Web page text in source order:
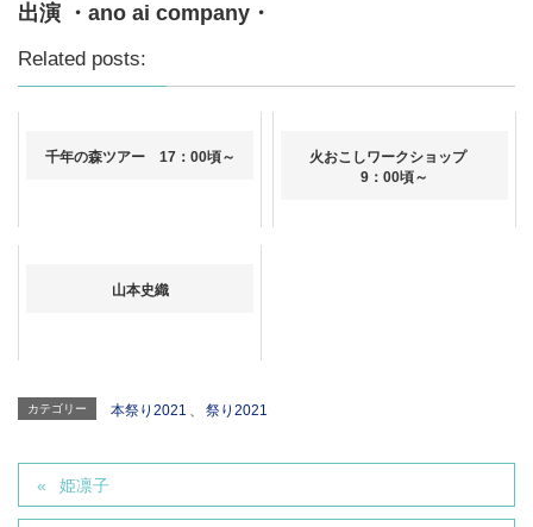
出演 ・ano ai company・
Related posts:
千年の森ツアー 17：00頃～
火おこしワークショップ
9：00頃～
山本史織
カテゴリー 本祭り2021 、 祭り2021
姫凛子